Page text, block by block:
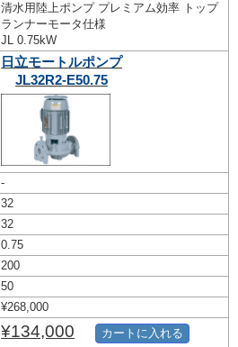
清水用陸上ポンプ プレミアム効率 トップ
ランナーモータ仕様
JL 0.75kW
日立モートルポンプ
JL32R2-E50.75
-
32
32
0.75
200
50
¥268,000
¥134,000 カートに入れる